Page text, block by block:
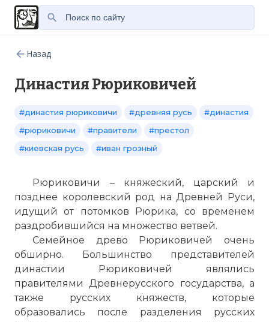
Назад
Династия Рюриковичей
#династия рюриковичи #древняя русь
#династия
#рюриковичи
#правители
#престол
#киевская русь
#иван грозный
Рюриковичи – княжеский, царский и
позднее королевский род на Древней Руси,
идущий от потомков Рюрика, со временем
раздробившийся на множество ветвей.
Семейное древо Рюриковичей очень
обширно. Большинство представителей
династии Рюриковичей являлись
правителями Древнерусского государства, а
также русских княжеств, которые
образовались после разделения русских